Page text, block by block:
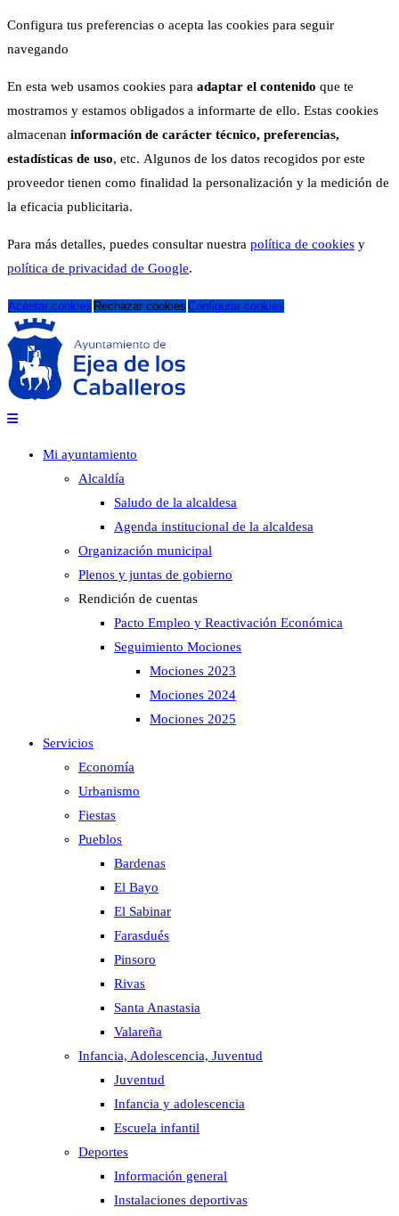
Configura tus preferencias o acepta las cookies para seguir
navegando
En esta web usamos cookies para adaptar el contenido que te
mostramos y estamos obligados a informarte de ello. Estas cookies
almacenan información de carácter técnico, preferencias,
estadísticas de uso, etc. Algunos de los datos recogidos por este
proveedor tienen como finalidad la personalización y la medición de
la eficacia publicitaria.
Para más detalles, puedes consultar nuestra política de cookies y
política de privacidad de Google.
Aceptar cookies Rechazar cookies Configurar cookies
Mi ayuntamiento
Alcaldía
Saludo de la alcaldesa
Agenda institucional de la alcaldesa
Organización municipal
Plenos y juntas de gobierno
Rendición de cuentas
Pacto Empleo y Reactivación Económica
Seguimiento Mociones
Mociones 2023
Mociones 2024
Mociones 2025
Servicios
Economía
Urbanismo
Fiestas
Pueblos
Bardenas
El Bayo
El Sabinar
Farasdués
Pinsoro
Rivas
Santa Anastasia
Valareña
Infancia, Adolescencia, Juventud
Juventud
Infancia y adolescencia
Escuela infantil
Deportes
Información general
Instalaciones deportivas